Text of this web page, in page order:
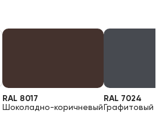
RAL 8017
Шоколадно-коричневый
RAL 7024
Графитовый